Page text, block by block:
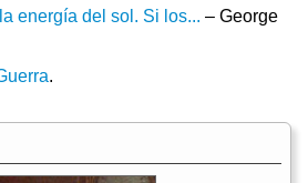
energía del sol. Si los... – George
.